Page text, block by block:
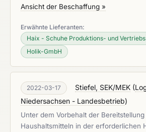
Ansicht der Beschaffung »
Erwähnte Lieferanten:
Haix - Schuhe Produktions- und Vertriebs
Holik-GmbH
2022-03-17 Stiefel, SEK/MEK (
Niedersachsen - Landesbetrieb)
Unter dem Vorbehalt der
Haushaltsmitteln in der erforderlichen